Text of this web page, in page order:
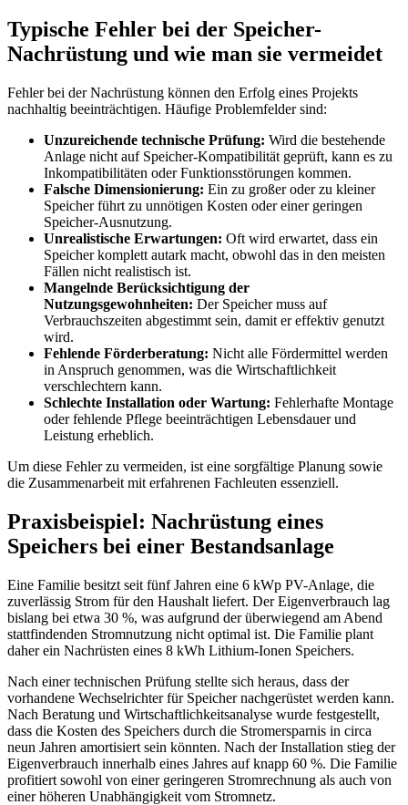
Typische Fehler bei der Speicher-
Nachrüstung und wie man sie vermeidet
Fehler bei der Nachrüstung können den Erfolg eines Projekts
nachhaltig beeinträchtigen. Häufige Problemfelder sind:
Unzureichende technische Prüfung: Wird die bestehende
Anlage nicht auf Speicher-Kompatibilität geprüft, kann es zu
Inkompatibilitäten oder Funktionsstörungen kommen.
Falsche Dimensionierung: Ein zu großer oder zu kleiner
Speicher führt zu unnötigen Kosten oder einer geringen
Speicher-Ausnutzung.
Unrealistische Erwartungen: Oft wird erwartet, dass ein
Speicher komplett autark macht, obwohl das in den meisten
Fällen nicht realistisch ist.
Mangelnde Berücksichtigung der
Nutzungsgewohnheiten: Der Speicher muss auf
Verbrauchszeiten abgestimmt sein, damit er effektiv genutzt
wird.
Fehlende Förderberatung: Nicht alle Fördermittel werden
in Anspruch genommen, was die Wirtschaftlichkeit
verschlechtern kann.
Schlechte Installation oder Wartung: Fehlerhafte Montage
oder fehlende Pflege beeinträchtigen Lebensdauer und
Leistung erheblich.
Um diese Fehler zu vermeiden, ist eine sorgfältige Planung sowie
die Zusammenarbeit mit erfahrenen Fachleuten essenziell.
Praxisbeispiel: Nachrüstung eines
Speichers bei einer Bestandsanlage
Eine Familie besitzt seit fünf Jahren eine 6 kWp PV-Anlage, die
zuverlässig Strom für den Haushalt liefert. Der Eigenverbrauch lag
bislang bei etwa 30 %, was aufgrund der überwiegend am Abend
stattfindenden Stromnutzung nicht optimal ist. Die Familie plant
daher ein Nachrüsten eines 8 kWh Lithium-Ionen Speichers.
Nach einer technischen Prüfung stellte sich heraus, dass der
vorhandene Wechselrichter für Speicher nachgerüstet werden kann.
Nach Beratung und Wirtschaftlichkeitsanalyse wurde festgestellt,
dass die Kosten des Speichers durch die Stromersparnis in circa
neun Jahren amortisiert sein könnten. Nach der Installation stieg der
Eigenverbrauch innerhalb eines Jahres auf knapp 60 %. Die Familie
profitiert sowohl von einer geringeren Stromrechnung als auch von
einer höheren Unabhängigkeit vom Stromnetz.